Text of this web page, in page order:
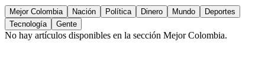
Mejor Colombia Nación Política Dinero Mundo
Deportes
Tecnología
Gente
No hay artículos disponibles en la sección Mejor Colombia.